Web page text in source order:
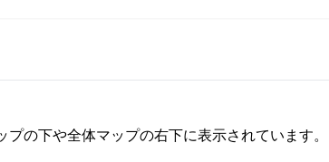
の下や全体マップの右下に表示されています。